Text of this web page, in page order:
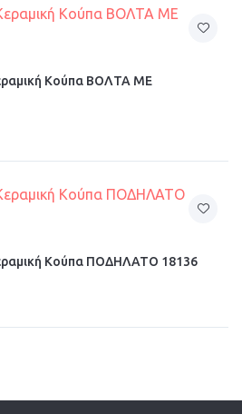
Κούπα ΒΟΛΤΑ ΜΕ
Κούπα ΠΟΔΗΛΑΤΟ 18136